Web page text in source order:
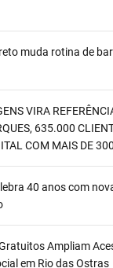
muda rotina de
VIRA
635.000
COM MAIS DE
40 anos com
Ampliam
em Rio das Ostras